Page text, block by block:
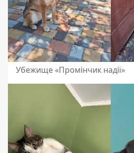
Убежище «Промінчик надії»